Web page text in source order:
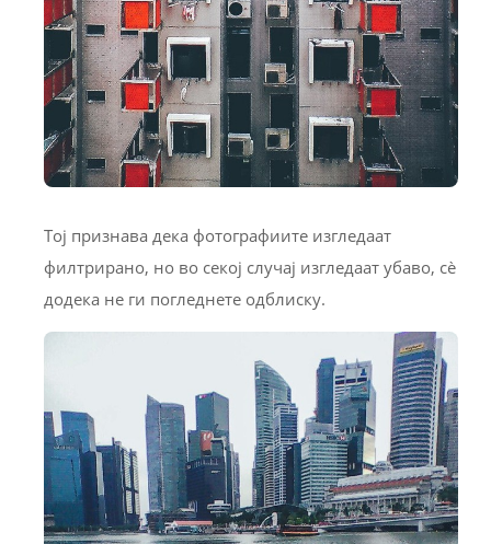
Тој признава дека фотографиите изгледаат
филтрирано, но во секој случај изгледаат убаво, сѐ
додека не ги погледнете одблиску.